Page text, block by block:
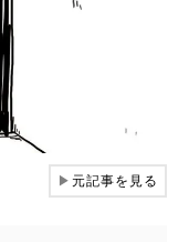
▶元記事を見る